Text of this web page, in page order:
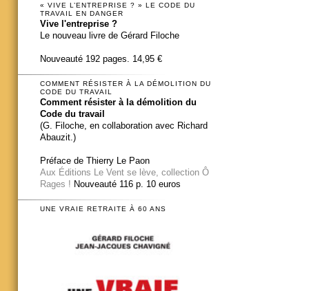
« VIVE L’ENTREPRISE ? » LE CODE DU
TRAVAIL EN DANGER
Vive l'entreprise ?
Le nouveau livre de Gérard Filoche
Nouveauté 192 pages. 14,95 €
COMMENT RÉSISTER À LA DÉMOLITION DU
CODE DU TRAVAIL
Comment résister à la démolition du
Code du travail
(G. Filoche, en collaboration avec Richard
Abauzit.)
Préface de Thierry Le Paon
Aux Éditions Le Vent se lève, collection Ô
Rages ! Nouveauté 116 p. 10 euros
UNE VRAIE RETRAITE À 60 ANS